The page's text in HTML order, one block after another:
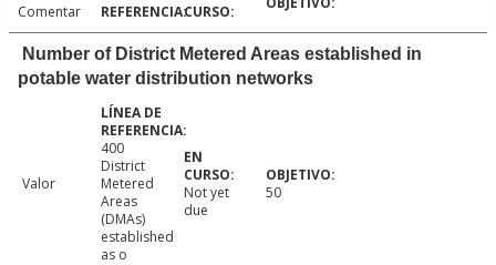
Comentar
Number of District Metered Areas established in
potable water distribution networks
Valor
400
District
Metered
Areas
(DMAs)
established
as o
Not yet
due
50